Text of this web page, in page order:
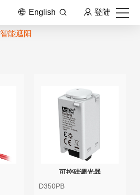
English 登陆
智能遮阳
可控硅调光器
D350PB